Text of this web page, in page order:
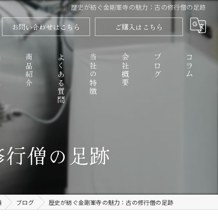
歴史が紡ぐ金剛峯寺の魅力：古の修行僧の足跡
お問い合わせはこちら ご購入はこちら
商品紹介 よくある質問 当社の特徴
精進料理
お取り寄せ
会社概要 ブログ コラム
僧の足跡
ブログ 歴史が紡ぐ金剛峯寺の魅力：古の修行僧の足跡